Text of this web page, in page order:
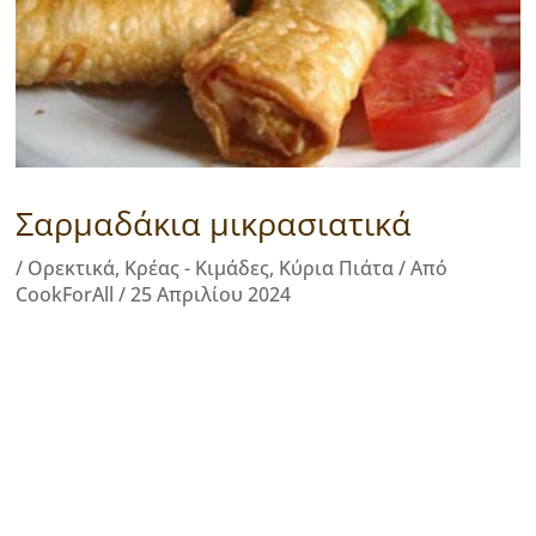
Σαρμαδάκια μικρασιατικά
/ Ορεκτικά, Κρέας - Κιμάδες, Κύρια Πιάτα/ Από
CookForAll /25 Απριλίου 2024